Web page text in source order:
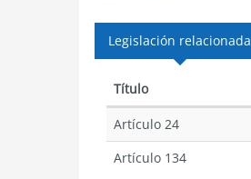
Legislación relacionada
Título
Artículo 24
Artículo 134